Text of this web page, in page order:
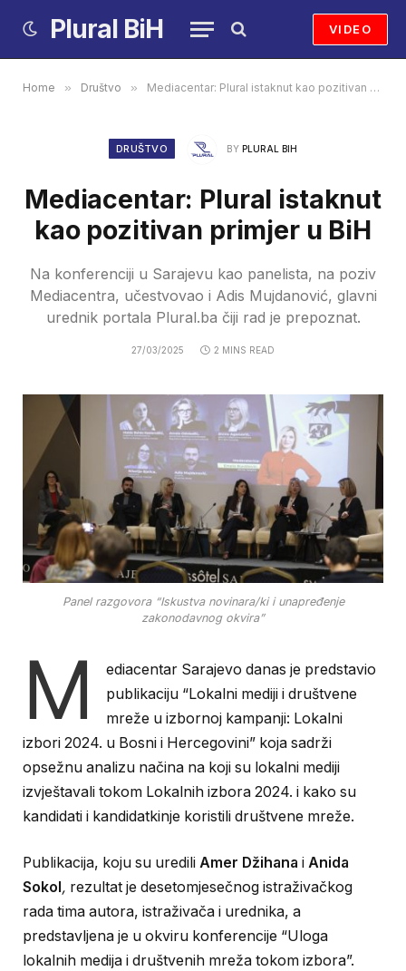
Plural BiH VIDEO
Home » Društvo » Mediacentar: Plural istaknut kao pozitivan primjer u BiH
DRUŠTVO BY PLURAL BIH
Mediacentar: Plural istaknut
kao pozitivan primjer u BiH
Na konferenciji u Sarajevu kao panelista, na poziv
Mediacentra, učestvovao i Adis Mujdanović, glavni
urednik portala Plural.ba čiji rad je prepoznat.
27/03/2025 2 MINS READ
Panel razgovora “Iskustva novinara/ki i unapređenje
zakonodavnog okvira”
M
ediacentar Sarajevo danas je predstavio
publikaciju “Lokalni mediji i društvene
mreže u izbornoj kampanji: Lokalni
izbori 2024. u Bosni i Hercegovini” koja sadrži
opsežnu analizu načina na koji su lokalni mediji
izvještavali tokom Lokalnih izbora 2024. i kako su
kandidati i kandidatkinje koristili društvene mreže.
Publikacija, koju su uredili Amer Džihana i Anida
Sokol, rezultat je desetomjesečnog istraživačkog
rada tima autora, istraživača i urednika, a
predstavljena je u okviru konferencije “Uloga
lokalnih medija i društvenih mreža tokom izbora”.